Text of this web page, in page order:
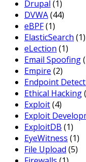
Drupal (1)
DVWA(44)
eBPF(1)
ElasticSearch (1)
eLection (1)
Email Spoofing
Empire (2)
Endpoint
Ethical Hacking
Exploit(4)
Exploit
ExploitDB (1)
EyeWitness (1)
File Upload (5)